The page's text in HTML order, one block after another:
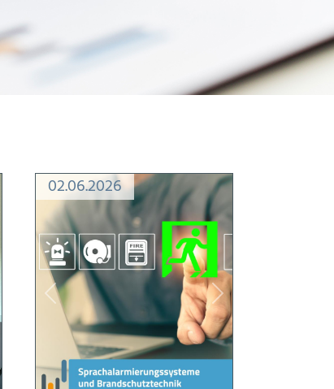
02.06.2026
Previous Next